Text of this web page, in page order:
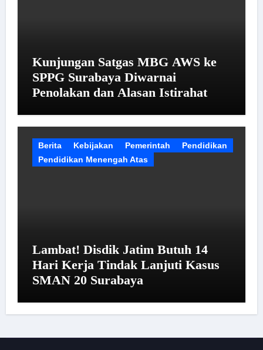
Kunjungan Satgas MBG AWS ke
SPPG Surabaya Diwarnai
Penolakan dan Alasan Istirahat
Berita Kebijakan Pemerintah
Pendidikan
Pendidikan Menengah Atas
Lambat! Disdik Jatim Butuh 14
Hari Kerja Tindak Lanjuti Kasus
SMAN 20 Surabaya